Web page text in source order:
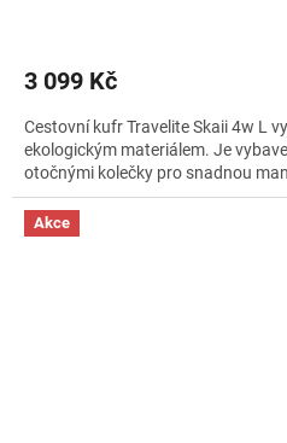
3 099 Kč
Cestovní kufr Travelite Skaii 4w L
ekologickým materiálem. Je
otočnými kolečky pro snadnou
Akce